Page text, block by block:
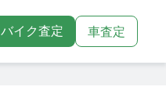
バイク査定 車査定